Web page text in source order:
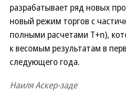
разрабатывает ряд новых
новый режим торгов с
полными расчетами T+n),
к весомым результатам в
следующего года.
Наиля Аскер-заде